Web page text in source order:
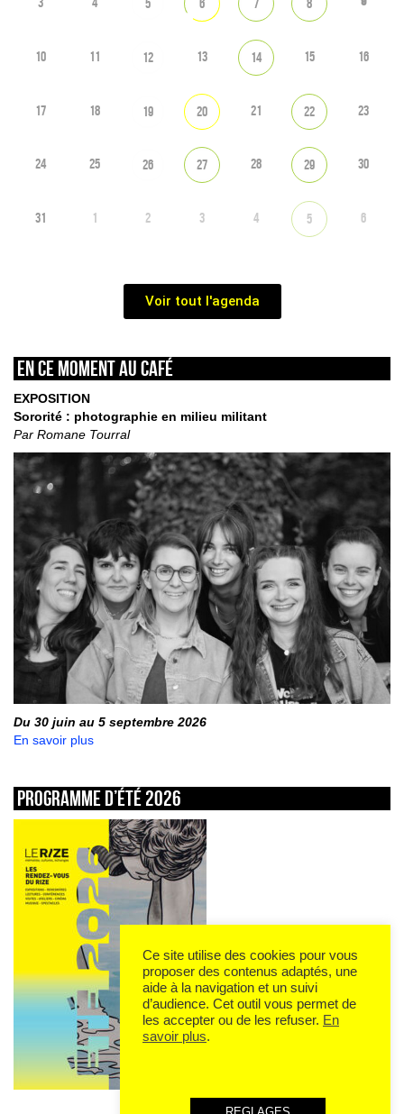
5 6 7 8
10 11 12 13 14 15 16
17 18 19 20 21 22 23
24 25 26 27 28 29 30
31 1 2 3 4 5 6
Voir tout l'agenda
En ce moment au café
EXPOSITION
Sororité : photographie en milieu militant
Par Romane Tourral
Du 30 juin au 5 septembre 2026
En savoir plus
Programme d’été 2026
Ce site utilise des cookies pour vous
proposer des contenus adaptés, une
aide à la navigation et un suivi
d’audience. Cet outil vous permet de
les accepter ou de les refuser. En
savoir plus.